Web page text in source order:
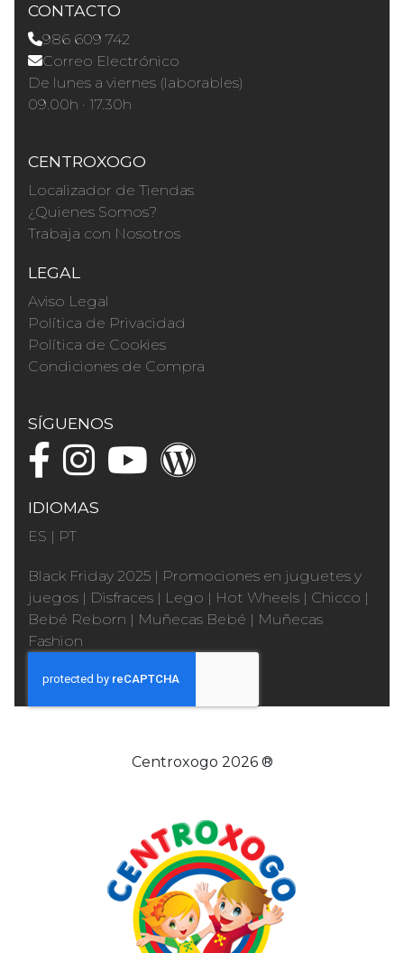
CONTACTO
986 609 742
Correo Electrónico
De lunes a viernes (laborables)
09.00h · 17.30h
CENTROXOGO
Localizador de Tiendas
¿Quienes Somos?
Trabaja con Nosotros
LEGAL
Aviso Legal
Política de Privacidad
Política de Cookies
Condiciones de Compra
SÍGUENOS
IDIOMAS
ES | PT
Black Friday 2025 | Promociones en juguetes y
juegos | Disfraces | Lego | Hot Wheels | Chicco |
Bebé Reborn | Muñecas Bebé | Muñecas
Fashion
Centroxogo 2026 ®